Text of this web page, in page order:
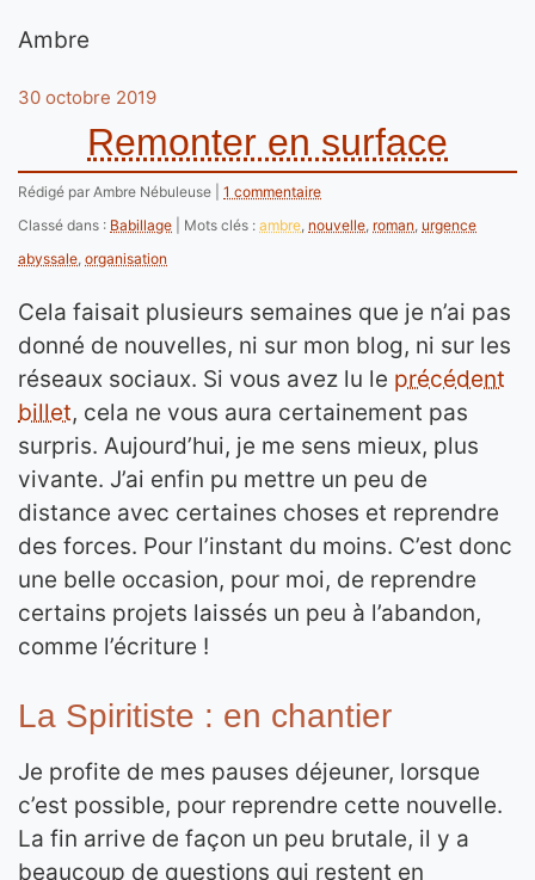
Ambre
30 octobre 2019
Remonter en surface
Rédigé par Ambre Nébuleuse
1 commentaire
Classé dans : Babillage Mots clés : ambre, nouvelle, roman, urgence
abyssale, organisation
Cela faisait plusieurs semaines que je n’ai pas
donné de nouvelles, ni sur mon blog, ni sur les
réseaux sociaux. Si vous avez lu le précédent
billet, cela ne vous aura certainement pas
surpris. Aujourd’hui, je me sens mieux, plus
vivante. J’ai enfin pu mettre un peu de
distance avec certaines choses et reprendre
des forces. Pour l’instant du moins. C’est donc
une belle occasion, pour moi, de reprendre
certains projets laissés un peu à l’abandon,
comme l’écriture !
La Spiritiste : en chantier
Je profite de mes pauses déjeuner, lorsque
c’est possible, pour reprendre cette nouvelle.
La fin arrive de façon un peu brutale, il y a
beaucoup de questions qui restent en